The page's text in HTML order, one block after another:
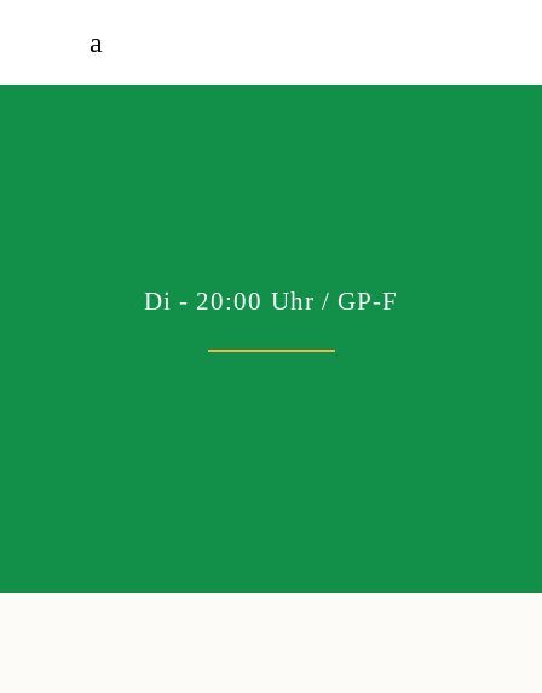
Di - 20:00 Uhr / GP-F